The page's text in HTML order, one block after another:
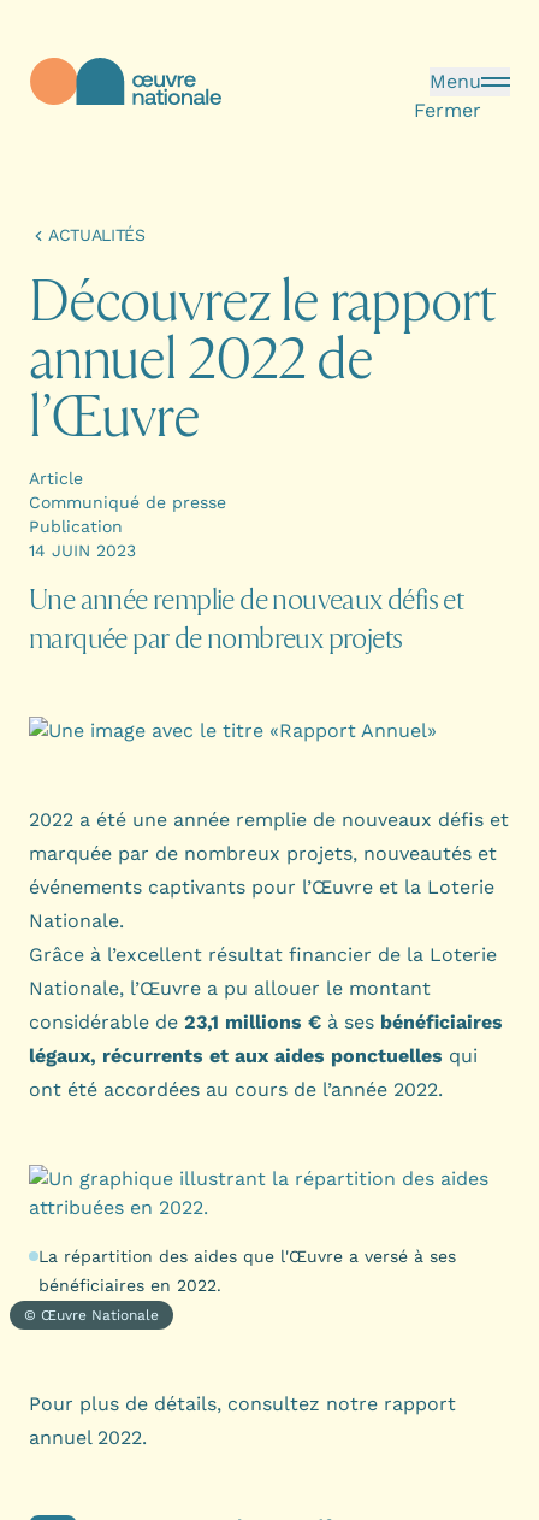
Menu
Fermer
ACTUALITÉS
Découvrezle rapport
annuel 2022de
l’Œuvre
Article
Communiqué de presse
Publication
14 JUIN 2023
Une année remplie de nouveaux défis et
marquée par de nombreux projets
2022 a été une année remplie de nouveaux défis et
marquée par de nombreux projets, nouveautés et
événements captivants pour l’Œuvre et la Loterie
Nationale.
Grâce à l’excellent résultat financier de la Loterie
Nationale, l’Œuvre a pu allouer le montant
considérable de 23,1 millions € à ses bénéficiaires
légaux, récurrents et aux aides ponctuelles qui
ont été accordées au cours de l’année 2022.
La répartition des aides que l'Œuvre a versé à ses
bénéficiaires en 2022.
© Œuvre Nationale
Pour plus de détails, consultez notre rapport
annuel 2022.